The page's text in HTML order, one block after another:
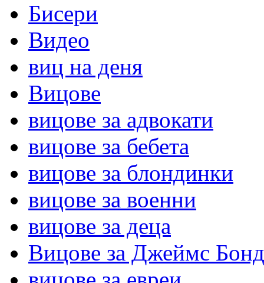
Бисери
Видео
виц на деня
Вицове
вицове за адвокати
вицове за бебета
вицове за блондинки
вицове за военни
вицове за деца
Вицове за Джеймс Бонд